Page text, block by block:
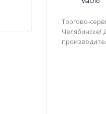
Торгово-
Челябинске!